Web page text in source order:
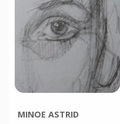
MINOE ASTRID